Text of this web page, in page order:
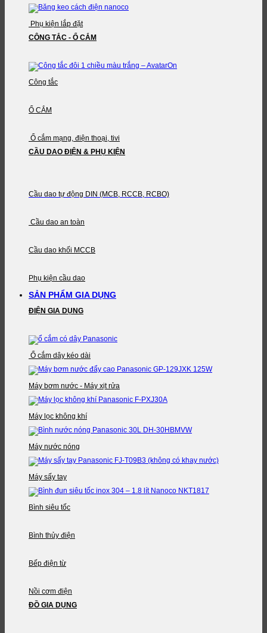
Phụ kiện lắp đặt
CÔNG TẮC - Ổ CẮM
Công tắc
Ổ CẮM
Ổ cắm mạng, điện thoại, tivi
CẦU DAO ĐIỆN & PHỤ KIỆN
Cầu dao tự động DIN (MCB, RCCB, RCBO)
Cầu dao an toàn
Cầu dao khối MCCB
Phụ kiện cầu dao
SẢN PHẨM GIA DỤNG
ĐIỆN GIA DỤNG
Ổ cắm dây kéo dài
Máy bơm nước - Máy xịt rửa
Máy lọc không khí
Máy nước nóng
Máy sấy tay
Bình siêu tốc
Bình thủy điện
Bếp điện từ
Nồi cơm điện
ĐỒ GIA DỤNG